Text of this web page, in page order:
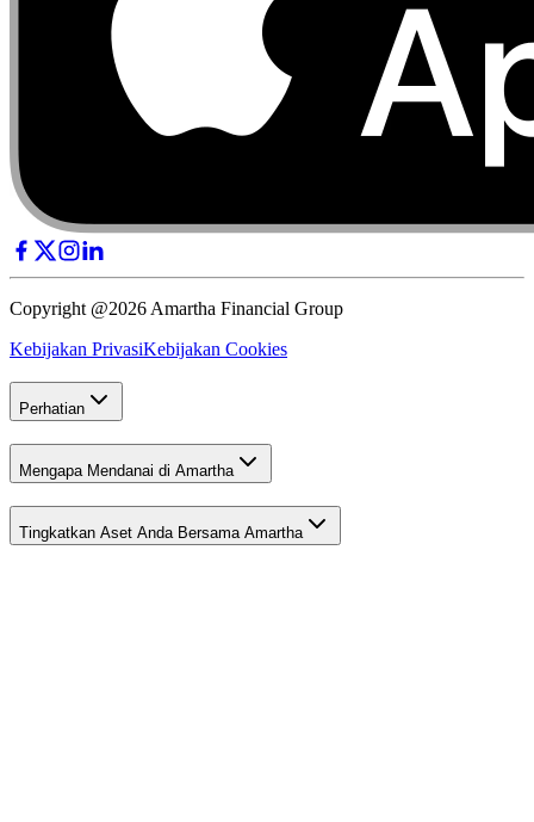
Copyright @2026 Amartha Financial Group
Kebijakan PrivasiKebijakan Cookies
Perhatian
Mengapa Mendanai di Amartha
Tingkatkan Aset Anda Bersama Amartha